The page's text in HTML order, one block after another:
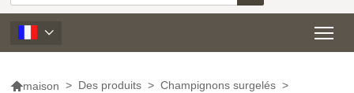

maison > Des produits > Champignons surgelés >